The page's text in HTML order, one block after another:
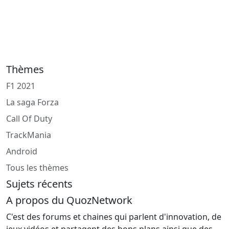
Thèmes
F1 2021
La saga Forza
Call Of Duty
TrackMania
Android
Tous les thèmes
Sujets récents
A propos du QuozNetwork
C'est des forums et chaines qui parlent d'innovation, de